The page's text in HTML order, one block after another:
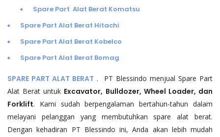
Spare Part Alat Berat Komatsu
Spare Part Alat Berat Hitachi
Spare Part Alat Berat Kobelco
Spare Part Alat Berat Bomag
SPARE PART ALAT BERAT . PT Blessindo menjual Spare Part
Alat Berat untuk Excavator, Bulldozer, Wheel Loader, dan
Forklift. Kami sudah berpengalaman bertahun-tahun dalam
melayani pelanggan yang membutuhkan spare alat berat.
Dengan kehadiran PT Blessindo ini, Anda akan lebih mudah